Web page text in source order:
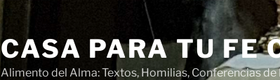
CASA PARA TU FE
Alimento del Alma: Textos, Homilias, Conferencias de